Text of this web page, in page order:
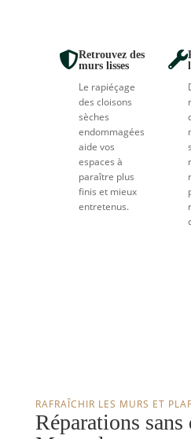
Retrouvez des
murs lisses
Le rapiéçage
des cloisons
sèches
endommagées
aide vos
espaces à
paraître plus
finis et mieux
entretenus.

RAFRAÎCHIR LES MURS ET
Réparations